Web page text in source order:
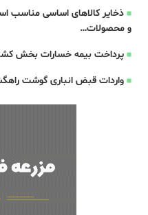
ذخایر کالاهای اساسی مناسب
و محصولات…
پرداخت بیمه خسارات بخش
واردات قبض‌ انباری گوشت